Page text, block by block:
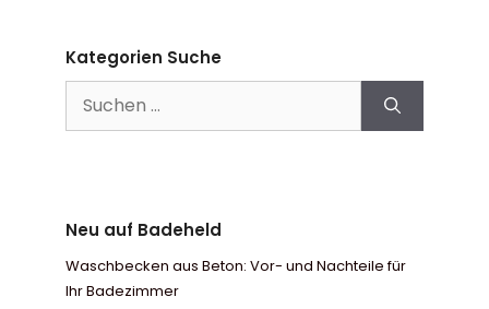
Kategorien Suche
nach:
Neu auf Badeheld
Waschbecken aus Beton: Vor- und Nachteile für
Ihr Badezimmer